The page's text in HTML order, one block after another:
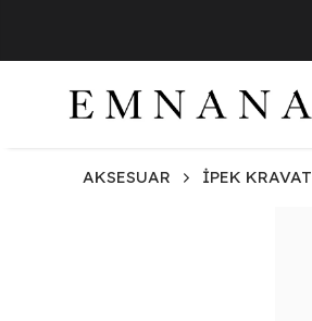
AKSESUAR İPEK KRAVAT